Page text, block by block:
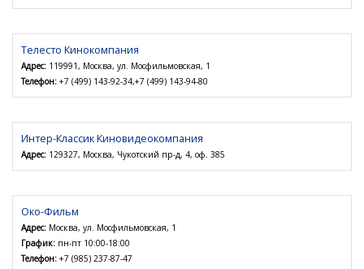
Телесто Кинокомпания
Адрес: 119991, Москва, ул. Мосфильмовская, 1
Телефон: +7 (499) 143-92-34,+7 (499) 143-94-80
Интер-Классик Киновидеокомпания
Адрес: 129327, Москва, Чукотский пр-д, 4, оф. 385
Око-Фильм
Адрес: Москва, ул. Мосфильмовская, 1
График: пн-пт 10:00-18:00
Телефон: +7 (985) 237-87-47